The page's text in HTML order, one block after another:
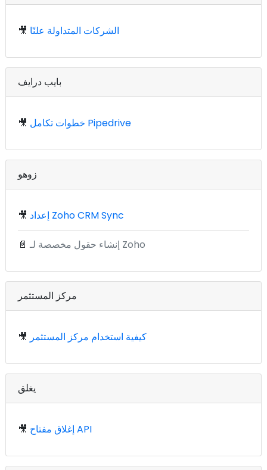
🎥 الشركات المتداولة علنًا
بايب درايف
🎥 خطوات تكامل Pipedrive
زوهو
🎥 إعداد Zoho CRM Sync
📄 إنشاء حقول مخصصة لـ Zoho
مركز المستثمر
🎥 كيفية استخدام مركز المستثمر
يغلق
🎥 إغلاق مفتاح API